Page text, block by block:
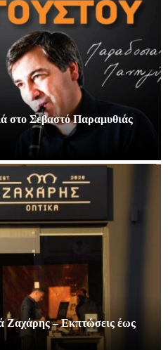
στο Σεβαστό Παραμυθιάς
Ζαχάρης – Εκπτώσεις έως